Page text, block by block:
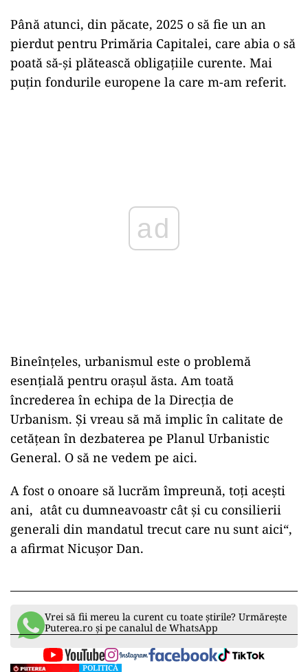
un apel de proiecte pe Program Operațional
Regional. Și aici este o oportunitate mare pentru
linia de tramvai, pentru noi tramvaie și pentru
depouri.
Până atunci, din păcate, 2025 o să fie un an
pierdut pentru Primăria Capitalei, care abia o să
ad
Urbanism. Și vreau să mă implic în calitate de
cetățean în dezbaterea pe Planul Urbanistic
General. O să ne vedem pe aici.